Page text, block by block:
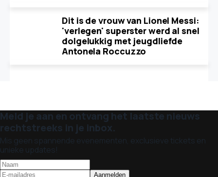
Dit is de vrouw van Lionel Messi:
'verlegen' superster werd al snel
dolgelukkig met jeugdliefde
Antonela Roccuzzo
Meld je aan en ontvang het laatste nieuws
rechtstreeks in je inbox.
Mis geen spannende evenementen, exclusieve tickets en
unieke updates!